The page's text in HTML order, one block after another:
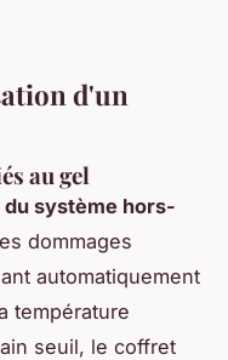
d'un
au gel
du système hors-
dommages
automatiquement
température
seuil, le coffret